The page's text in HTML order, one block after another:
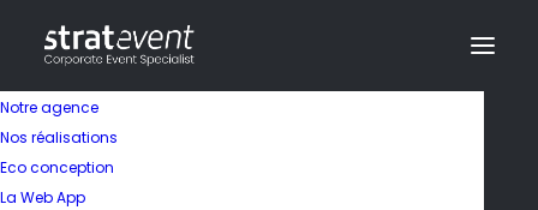
Notre agence
Nos réalisations
Eco conception
La Web App